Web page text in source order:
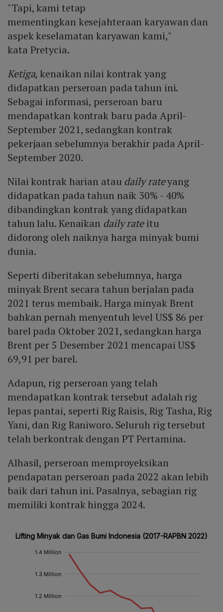
"Tapi, kami tetap
mementingkan kesejahteraan karyawan dan
aspek keselamatan karyawan kami,"
kata Pretycia.
Ketiga,kenaikan nilai kontrak yang
didapatkan perseroan pada tahun ini.
Sebagai informasi, perseroan baru
mendapatkan kontrak baru pada April-
September 2021, sedangkan kontrak
pekerjaan sebelumnya berakhir pada April-
September 2020.
Nilai kontrak harian atau daily rateyang
didapatkan pada tahun naik 30% - 40%
dibandingkan kontrak yang didapatkan
tahun lalu. Kenaikan daily rateitu
didorong oleh naiknya harga minyak bumi
dunia.
Seperti diberitakan sebelumnya, harga
minyak Brent secara tahun berjalan pada
2021 terus membaik. Harga minyak Brent
bahkan pernah menyentuh level US$ 86 per
barel pada Oktober 2021, sedangkan harga
Brent per 5 Desember 2021 mencapai US$
69,91 per barel.
Adapun, rig perseroan yang telah
mendapatkan kontrak tersebut adalah rig
lepas pantai, seperti Rig Raisis, Rig Tasha, Rig
Yani, dan Rig Raniworo. Seluruh rig tersebut
telah berkontrak dengan PT Pertamina.
Alhasil, perseroan memproyeksikan
pendapatan perseroan pada 2022 akan lebih
baik dari tahun ini. Pasalnya, sebagian rig
memiliki kontrak hingga 2024.